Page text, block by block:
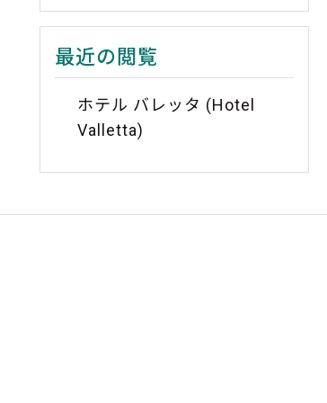
最近の閲覧
ホテル バレッタ (Hotel
Valletta)